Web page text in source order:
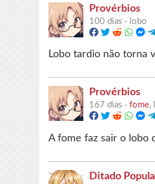
Provérbios
100 dias · lobo
Lobo tardio não torna
Provérbios
167 dias ·fome,
A fome faz sair o lobo
Ditado